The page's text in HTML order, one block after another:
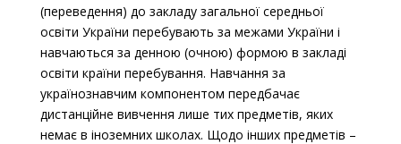
(переведення) до закладу загальної середньої
освіти України перебувають за межами України і
навчаються за денною (очною) формою в закладі
освіти країни перебування. Навчання за
українознавчим компонентом передбачає
дистанційне вивчення лише тих предметів, яких
немає в іноземних школах. Щодо інших предметів –